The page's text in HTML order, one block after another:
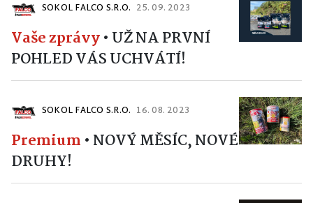
SOKOL FALCO S.R.O. 25. 09. 2023
Vaše zprávy• UŽ NA PRVNÍ
POHLED VÁS UCHVÁTÍ!
SOKOL FALCO S.R.O. 16. 08. 2023
Premium • NOVÝ MĚSÍC, NOVÉ
DRUHY!